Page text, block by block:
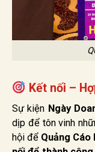
Kết nối –
Sự kiện Ngày
dịp để tôn vinh
hội để Quảng Cáo